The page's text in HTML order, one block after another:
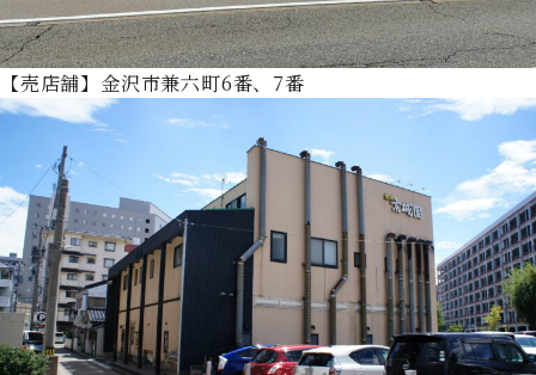
【売店舗】金沢市兼六町6番、7番